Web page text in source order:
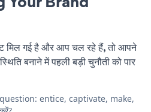
मिल गई है और आप चल रहे हैं, तो आपने
बनाने में पहली बड़ी चुनौती को पार
entice, captivate, make,